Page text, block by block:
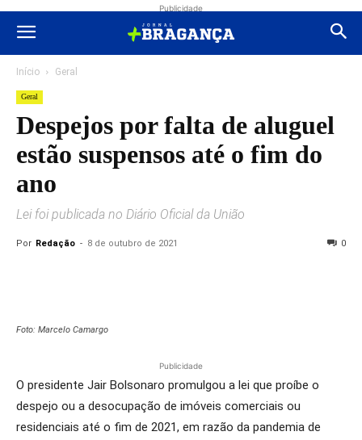
Publicidade
Início Geral
Geral
Despejos por falta de aluguel
estão suspensos até o fim do
ano
Lei foi publicada no Diário Oficial da União
Por Redação - 8 de outubro de 2021 0
Foto: Marcelo Camargo
Publicidade
O presidente Jair Bolsonaro promulgou a lei que proíbe o
despejo ou a desocupação de imóveis comerciais ou
residenciais até o fim de 2021, em razão da pandemia de